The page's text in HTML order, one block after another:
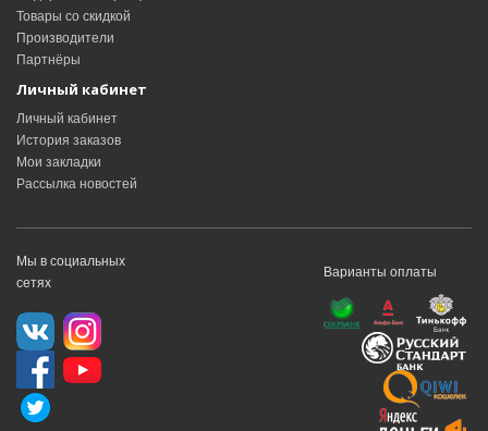
Товары со скидкой
Производители
Партнёры
Личный кабинет
Личный кабинет
История заказов
Мои закладки
Рассылка новостей
Мы в социальных
сетях
Варианты оплаты